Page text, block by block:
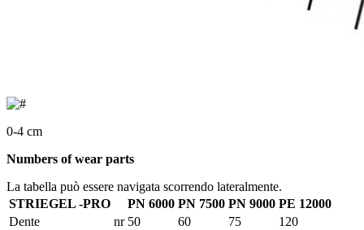
0-4 cm
Numbers of wear parts
La tabella può essere navigata scorrendo lateralmente.
STRIEGEL -PRO
PN 6000 PN 7500 PN 9000 PE 12000
Dente
nr 50 60 75 120